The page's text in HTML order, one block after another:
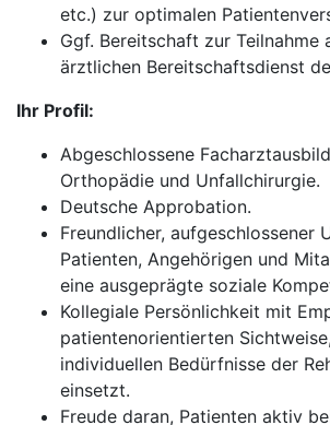
etc.) zur optimalen
Ggf. Bereitschaft zur Teilnahme
ärztlichen Bereitschaftsdienst
Ihr Profil:
Abgeschlossene
Orthopädie und Unfallchirurgie.
Deutsche Approbation.
Freundlicher, aufgeschlossener
Patienten, Angehörigen und
eine ausgeprägte soziale
Kollegiale Persönlichkeit mit
patientenorientierten
individuellen Bedürfnisse der
einsetzt.
Freude daran, Patienten aktiv